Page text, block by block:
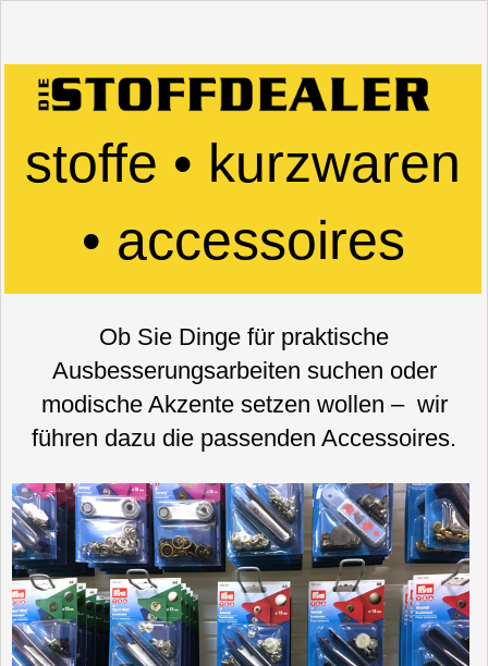
stoffe • kurzwaren
• accessoires
Ob Sie Dinge für praktische
Ausbesserungsarbeiten suchen oder
modische Akzente setzen wollen – wir
führen dazu die passenden Accessoires.